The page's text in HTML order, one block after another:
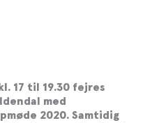
17 til 19.30 fejres
med
2020. Samtidig